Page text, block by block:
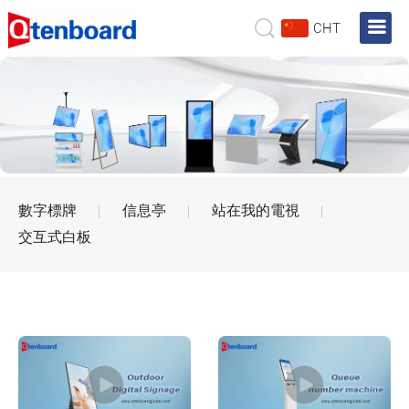
CHT
數字標牌 信息亭
站在我的電視
交互式白板